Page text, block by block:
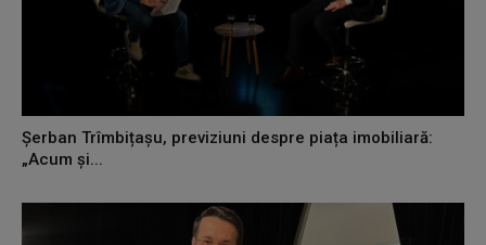
Șerban Trîmbițașu, previziuni despre piața imobiliară:
„Acum și...